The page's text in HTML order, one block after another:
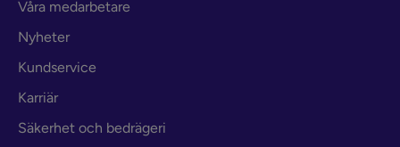
Våra medarbetare
Nyheter
Kundservice
Karriär
Säkerhet och bedrägeri